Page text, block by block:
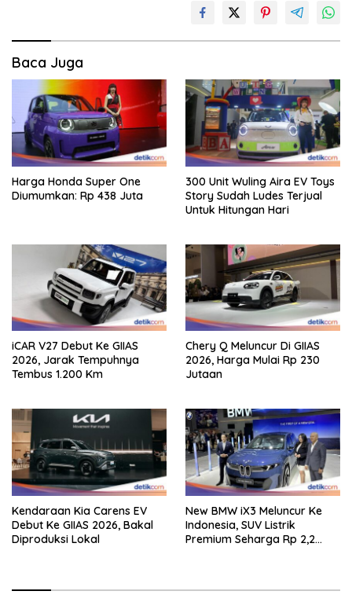
Baca Juga
Harga Honda Super One
Diumumkan: Rp 438 Juta
300 Unit Wuling Aira EV Toys
Story Sudah Ludes Terjual
Untuk Hitungan Hari
iCAR V27 Debut Ke GIIAS
2026, Jarak Tempuhnya
Tembus 1.200 Km
Chery Q Meluncur Di GIIAS
2026, Harga Mulai Rp 230
Jutaan
Kendaraan Kia Carens EV
Debut Ke GIIAS 2026, Bakal
Diproduksi Lokal
New BMW iX3 Meluncur Ke
Indonesia, SUV Listrik
Premium Seharga Rp 2,2